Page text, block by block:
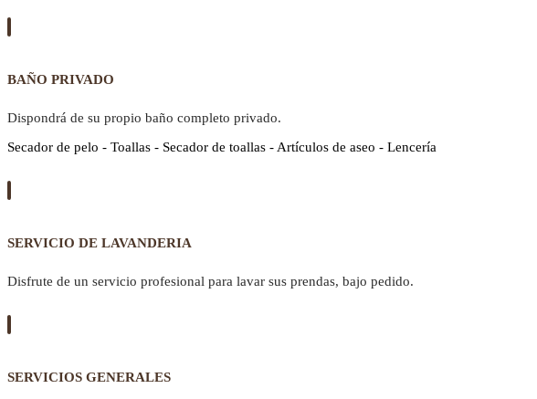
BAÑO PRIVADO
Dispondrá de su propio baño completo privado.
Secador de pelo - Toallas - Secador de toallas - Artículos de aseo - Lencería
SERVICIO DE LAVANDERIA
Disfrute de un servicio profesional para lavar sus prendas, bajo pedido.
SERVICIOS GENERALES